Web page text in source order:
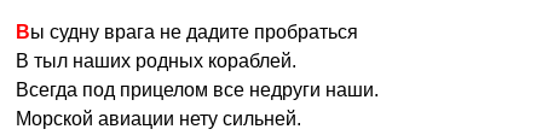
Вы судну врага не дадите пробраться
В тыл наших родных кораблей.
Всегда под прицелом все недруги наши.
Морской авиации нету сильней.